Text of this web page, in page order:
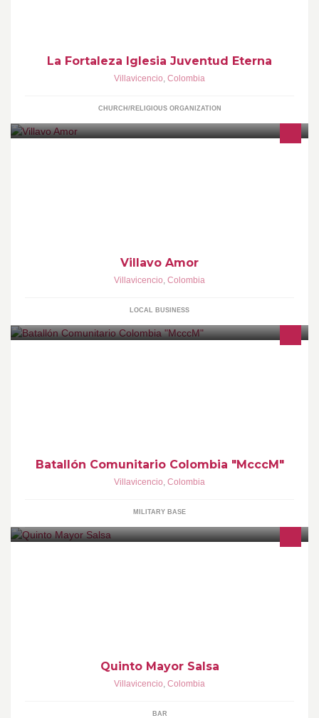
La Fortaleza Iglesia Juventud Eterna
Villavicencio, Colombia
CHURCH/RELIGIOUS ORGANIZATION
Villavo Amor
Villavicencio, Colombia
LOCAL BUSINESS
Batallón Comunitario Colombia "McccM"
Villavicencio, Colombia
MILITARY BASE
Quinto Mayor Salsa
Villavicencio, Colombia
BAR